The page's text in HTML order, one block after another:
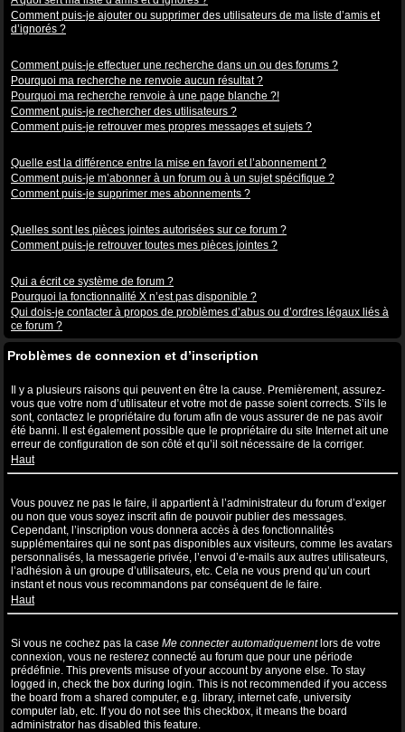
Comment puis-je ajouter ou supprimer des utilisateurs de ma liste d’amis et
d’ignorés ?
Comment puis-je effectuer une recherche dans un ou des forums ?
Pourquoi ma recherche ne renvoie aucun résultat ?
Pourquoi ma recherche renvoie à une page blanche ?!
Comment puis-je rechercher des utilisateurs ?
Comment puis-je retrouver mes propres messages et sujets ?
Quelle est la différence entre la mise en favori et l’abonnement ?
Comment puis-je m’abonner à un forum ou à un sujet spécifique ?
Comment puis-je supprimer mes abonnements ?
Quelles sont les pièces jointes autorisées sur ce forum ?
Comment puis-je retrouver toutes mes pièces jointes ?
Qui a écrit ce système de forum ?
Pourquoi la fonctionnalité X n’est pas disponible ?
Qui dois-je contacter à propos de problèmes d’abus ou d’ordres légaux liés à
ce forum ?
Problèmes de connexion et d’inscription
Il y a plusieurs raisons qui peuvent en être la cause. Premièrement, assurez-
vous que votre nom d’utilisateur et votre mot de passe soient corrects. S’ils le
sont, contactez le propriétaire du forum afin de vous assurer de ne pas avoir
été banni. Il est également possible que le propriétaire du site Internet ait une
erreur de configuration de son côté et qu’il soit nécessaire de la corriger.
Haut
Vous pouvez ne pas le faire, il appartient à l’administrateur du forum d’exiger
ou non que vous soyez inscrit afin de pouvoir publier des messages.
Cependant, l’inscription vous donnera accès à des fonctionnalités
supplémentaires qui ne sont pas disponibles aux visiteurs, comme les avatars
personnalisés, la messagerie privée, l’envoi d’e-mails aux autres utilisateurs,
l’adhésion à un groupe d’utilisateurs, etc. Cela ne vous prend qu’un court
instant et nous vous recommandons par conséquent de le faire.
Haut
Si vous ne cochez pas la case Me connecter automatiquementlors de votre
connexion, vous ne resterez connecté au forum que pour une période
prédéfinie. This prevents misuse of your account by anyone else. To stay
logged in, check the box during login. This is not recommended if you access
the board from a shared computer, e.g. library, internet cafe, university
computer lab, etc. If you do not see this checkbox, it means the board
administrator has disabled this feature.